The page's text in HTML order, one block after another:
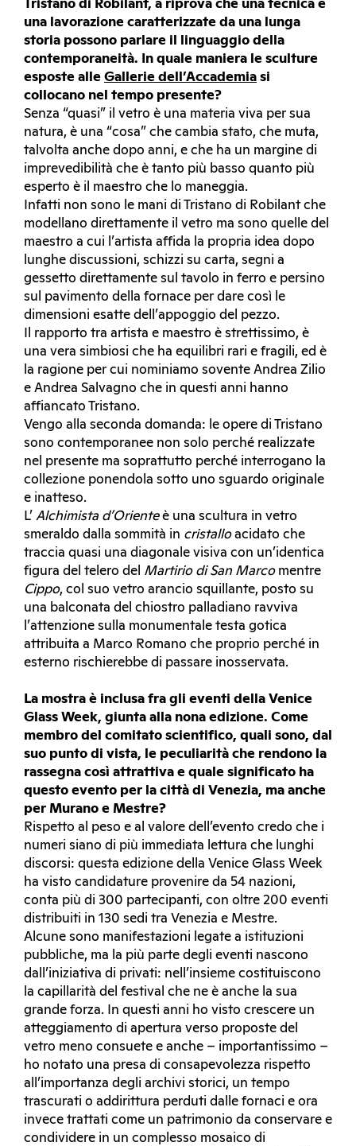
Tristano di Robilant, a riprova che una tecnica e
una lavorazione caratterizzate da una lunga
storia possono parlare il linguaggio della
contemporaneità. In quale maniera le sculture
esposte alle Gallerie dell’Accademia si
collocano nel tempo presente?
Senza “quasi” il vetro è una materia viva per sua
natura, è una “cosa” che cambia stato, che muta,
talvolta anche dopo anni, e che ha un margine di
imprevedibilità che è tanto più basso quanto più
esperto è il maestro che lo maneggia.
Infatti non sono le mani di Tristano di Robilant che
modellano direttamente il vetro ma sono quelle del
maestro a cui l’artista affida la propria idea dopo
lunghe discussioni, schizzi su carta, segni a
gessetto direttamente sul tavolo in ferro e persino
sul pavimento della fornace per dare così le
dimensioni esatte dell’appoggio del pezzo.
Il rapporto tra artista e maestro è strettissimo, è
una vera simbiosi che ha equilibri rari e fragili, ed è
la ragione per cui nominiamo sovente Andrea Zilio
e Andrea Salvagno che in questi anni hanno
affiancato Tristano.
Vengo alla seconda domanda: le opere di Tristano
sono contemporanee non solo perché realizzate
nel presente ma soprattutto perché interrogano la
collezione ponendola sotto uno sguardo originale
e inatteso.
L’ Alchimista d’Orienteè una scultura in vetro
smeraldo dalla sommità in cristalloacidato che
traccia quasi una diagonale visiva con un’identica
figura del telero del Martirio di San Marcomentre
Cippo, col suo vetro arancio squillante, posto su
una balconata del chiostro palladiano ravviva
l’attenzione sulla monumentale testa gotica
attribuita a Marco Romano che proprio perché in
esterno rischierebbe di passare inosservata.
La mostra è inclusa fra gli eventi della Venice
Glass Week, giunta alla nona edizione. Come
membro del comitato scientifico, quali sono, dal
suo punto di vista, le peculiarità che rendono la
rassegna così attrattiva e quale significato ha
questo evento per la città di Venezia, ma anche
per Murano e Mestre?
Rispetto al peso e al valore dell’evento credo che i
numeri siano di più immediata lettura che lunghi
discorsi: questa edizione della Venice Glass Week
ha visto candidature provenire da 54 nazioni,
conta più di 300 partecipanti, con oltre 200 eventi
distribuiti in 130 sedi tra Venezia e Mestre.
Alcune sono manifestazioni legate a istituzioni
pubbliche, ma la più parte degli eventi nascono
dall’iniziativa di privati: nell’insieme costituiscono
la capillarità del festival che ne è anche la sua
grande forza. In questi anni ho visto crescere un
atteggiamento di apertura verso proposte del
vetro meno consuete e anche – importantissimo –
ho notato una presa di consapevolezza rispetto
all’importanza degli archivi storici, un tempo
trascurati o addirittura perduti dalle fornaci e ora
invece trattati come un patrimonio da conservare e
condividere in un complesso mosaico di